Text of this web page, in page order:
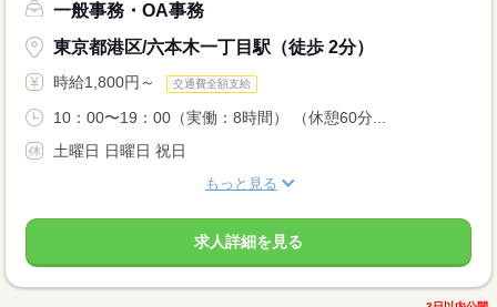
一般事務・OA事務
東京都港区/六本木一丁目駅（徒歩 2分）
時給1,800円～ 交通費全額支給
10：00〜19：00（実働：8時間） （休憩60分...
土曜日 日曜日 祝日
もっと見る
求人詳細を見る